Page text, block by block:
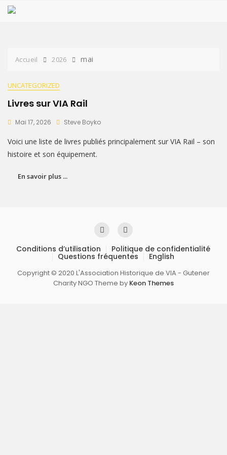
Passer
Accueil 2026 mai
UNCATEGORIZED
Livres sur VIA Rail
Mai 17, 2026 Steve Boyko
Voici une liste de livres publiés principalement sur VIA Rail – son
histoire et son équipement.
En savoir plus ...
Conditions d’utilisation Politique de confidentialité
Questions fréquentes English
Copyright © 2020 L'Association Historique de VIA - Gutener
Charity NGO Theme by Keon Themes